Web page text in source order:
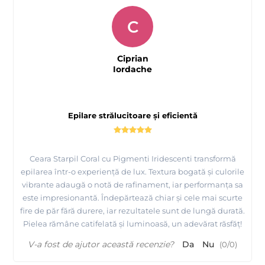
Epilare strălucitoare și eficientă
Ceara Starpil Coral cu Pigmenti Iridescenti transformă
epilarea într-o experiență de lux. Textura bogată și culorile
vibrante adaugă o notă de rafinament, iar performanța sa
este impresionantă. Îndepărtează chiar și cele mai scurte
fire de păr fără durere, iar rezultatele sunt de lungă durată.
Pielea rămâne catifelată și luminoasă, un adevărat răsfăț!
C
Ciprian
Iordache
V-a fost de ajutor această recenzie? Da Nu (0/0)